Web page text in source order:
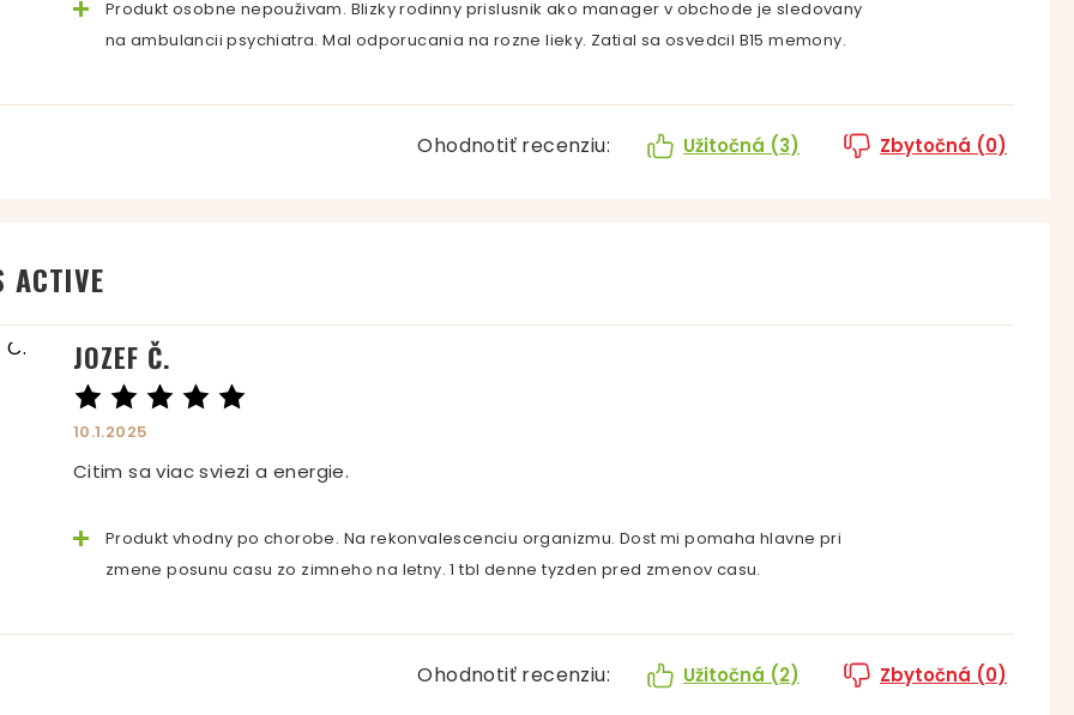
Produkt osobne nepouživam. Blizky rodinny prislusnik ako manager v obchode je sledovany
na ambulancii psychiatra. Mal odporucania na rozne lieky. Zatial sa osvedcil B15 memony.
Ohodnotiť recenziu: Užitočná (3) Zbytočná (0)
ACTIVE
JOZEF Č.
10.1.2025
Citim sa viac sviezi a energie.
Produkt vhodny po chorobe. Na rekonvalescenciu organizmu. Dost mi pomaha hlavne pri
zmene posunu casu zo zimneho na letny. 1 tbl denne tyzden pred zmenov casu.
Ohodnotiť recenziu: Užitočná (2) Zbytočná (0)